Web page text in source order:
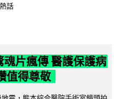
話
片瘋傳 醫護保護病
值得尊敬